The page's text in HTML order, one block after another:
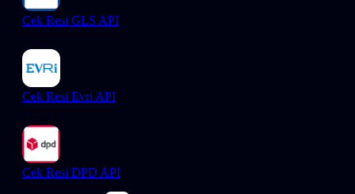
Cek Resi GLS API
Cek Resi Evri API
Cek Resi DPD API